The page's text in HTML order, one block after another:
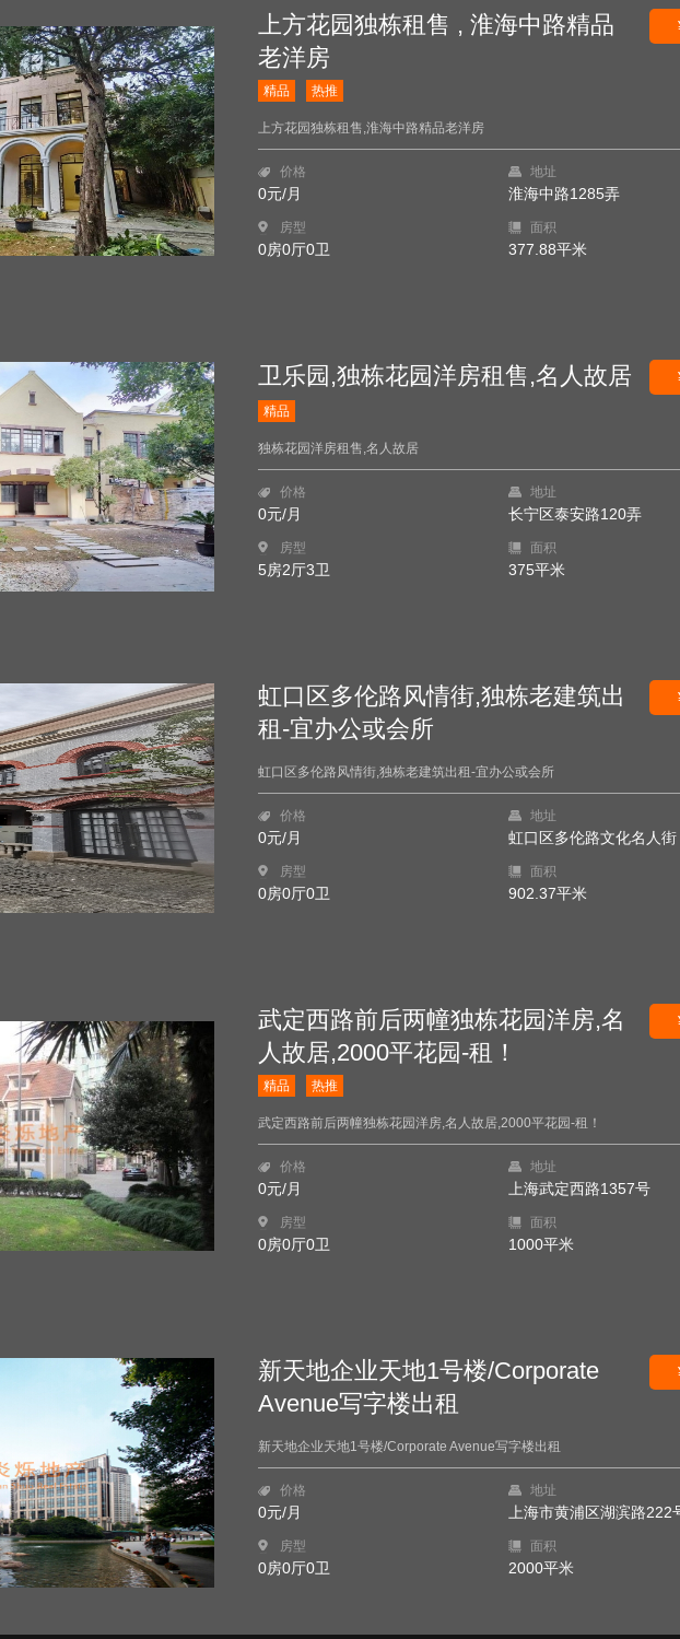
上方花园独栋租售 , 淮海中路精品
老洋房
精品 热推
上方花园独栋租售,淮海中路精品老洋房
价格
0元/月
地址
淮海中路1285弄
房型
0房0厅0卫
面积
377.88平米
卫乐园,独栋花园洋房租售,名人故居
精品
独栋花园洋房租售,名人故居
价格
0元/月
地址
长宁区泰安路120弄
房型
5房2厅3卫
面积
375平米
虹口区多伦路风情街,独栋老建筑出
租-宜办公或会所
虹口区多伦路风情街,独栋老建筑出租-宜办公或会所
价格
0元/月
地址
虹口区多伦路文化名人街
房型
0房0厅0卫
面积
902.37平米
武定西路前后两幢独栋花园洋房,名
人故居,2000平花园-租！
精品 热推
武定西路前后两幢独栋花园洋房,名人故居,2000平花园-租！
价格
0元/月
地址
上海武定西路1357号
房型
0房0厅0卫
面积
1000平米
新天地企业天地1号楼/Corporate
Avenue写字楼出租
新天地企业天地1号楼/Corporate Avenue写字楼出租
价格
0元/月
地址
上海市黄浦区湖滨路222
房型
0房0厅0卫
面积
2000平米